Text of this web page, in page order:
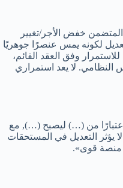
خفض الأجر/تغيير
لكونه يمس عنصرًا جوهريًا
وفق العقد القائم،
لا يعد استمراري
من (…) ليصبح (…), مع
يؤثر التعديل في المستحقات
منصة قوى».